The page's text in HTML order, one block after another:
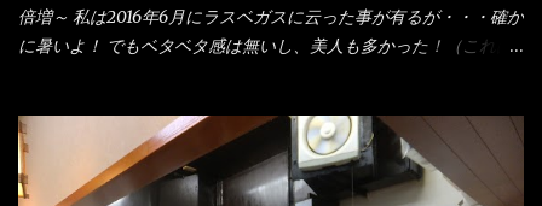
た。 でサッサと、木桶を用意してうどんだけ入れて出して来まし
た。 な～るほど、この事か・・・ で今日の2021年後半1回目のサ
＞サイズを食べられるか？である。 前回も、大しか食べていない
からね、得がどれくらいの満腹度になるのか？ この得サイズの木
桶は、銭湯で使う洗い桶サイズだなぁ～ この木桶サイズに、満々
倍増～ 私は2016年6月にラスベガスに云った事が有るが・・・確か
に暑いよ！ でもベタベタ感は無いし、美人も多かった！（これは
中元は、丁度お盆の夏場に日頃お世話になっている方への＜ご挨
拶＞としての贈り物の習慣です。 今では、大分廃れてしまってい
るかと・・・小生もお中元やお歳暮など送った事は無い！（キッ